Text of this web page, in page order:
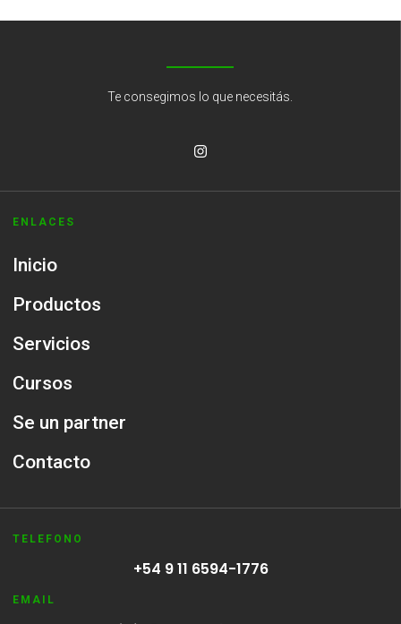
Te consegimos lo que necesitás.
ENLACES
Inicio
Productos
Servicios
Cursos
Se un partner
Contacto
TELEFONO
+54 9 11 6594-1776
EMAIL